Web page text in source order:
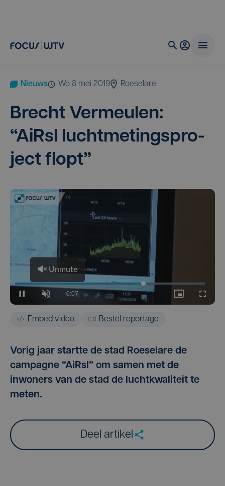
Nieuws wo 8 mei 2019 Roeselare
Brecht Ver­meu­len:
“AiRsl lucht­me­tings­pro­
ject flopt”
Embed video Bestel reportage
Vorig jaar startte de stad Roeselare de
campagne “AiRsl” om samen met de
inwoners van de stad de luchtkwaliteit te
meten.
Deel artikel